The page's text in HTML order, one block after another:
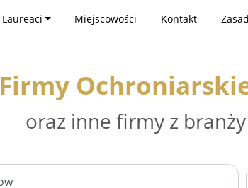
Laureaci Miejscowości Kontakt
Firmy
oraz inne firmy z